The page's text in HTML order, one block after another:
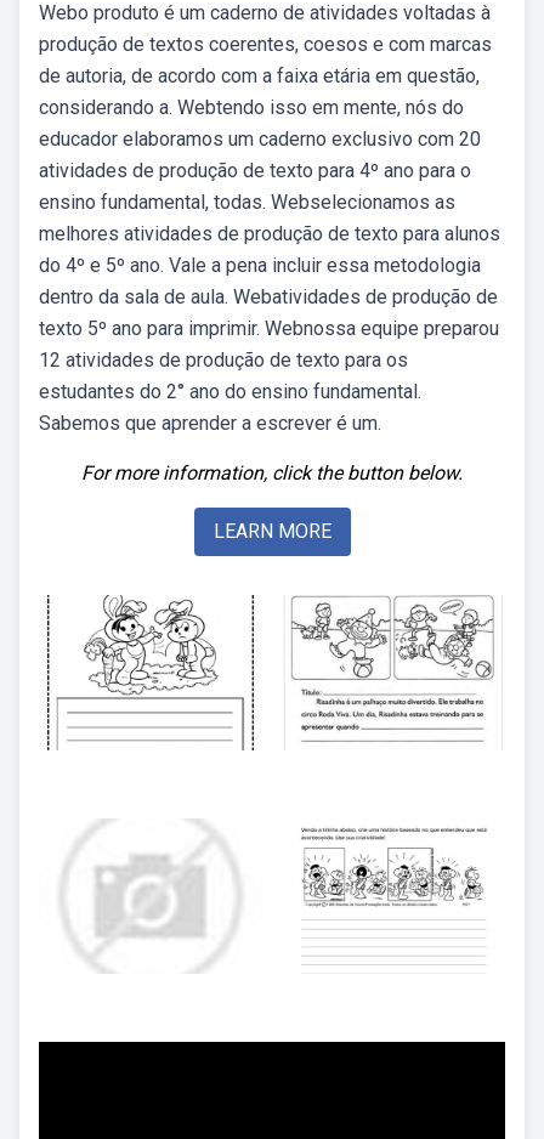
Webo produto é um caderno de atividades voltadas à
produção de textos coerentes, coesos e com marcas
de autoria, de acordo com a faixa etária em questão,
considerando a. Webtendo isso em mente, nós do
educador elaboramos um caderno exclusivo com 20
atividades de produção de texto para 4º ano para o
ensino fundamental, todas. Webselecionamos as
melhores atividades de produção de texto para alunos
do 4º e 5º ano. Vale a pena incluir essa metodologia
dentro da sala de aula. Webatividades de produção de
texto 5º ano para imprimir. Webnossa equipe preparou
12 atividades de produção de texto para os
estudantes do 2° ano do ensino fundamental.
Sabemos que aprender a escrever é um.
For more information, click the button below.
LEARN MORE